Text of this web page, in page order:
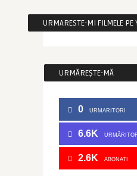
URMARESTE-MI FILMELE PE
URMĂREȘTE-MĂ
0 URMARITORI
6.6K
2.6K ABONATI